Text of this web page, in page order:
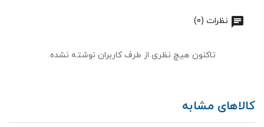
نظرات (0)
تاکنون هیچ نظری از طرف کاربران نوشته نشده.
کالاهای مشابه